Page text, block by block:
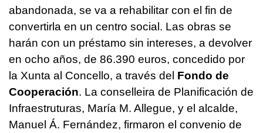
abandonada, se va a rehabilitar con el fin de
convertirla en un centro social. Las obras se
harán con un préstamo sin intereses, a devolver
en ocho años, de 86.390 euros, concedido por
la Xunta al Concello, a través del Fondo de
Cooperación. La conselleira de Planificación de
Infraestruturas, María M. Allegue, y el alcalde,
Manuel Á. Fernández, firmaron el convenio de